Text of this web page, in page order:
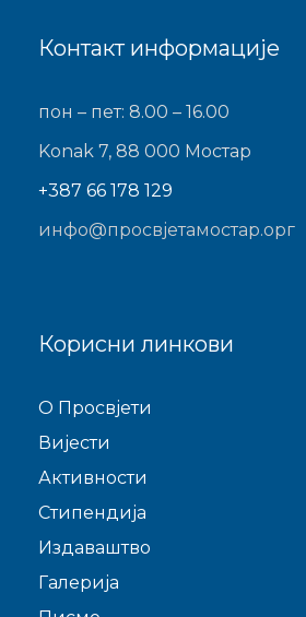
Контакт информације
пон – пет: 8.00 – 16.00
Konak 7, 88 000 Мостар
+387 66 178 129
инфо@просвјетамостар.орг
Корисни линкови
O Просвјети
Виjести
Активности
Стипендија
Издаваштво
Галерија